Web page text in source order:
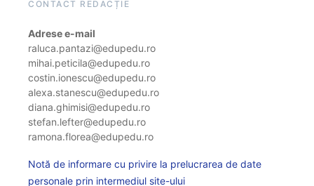
CONTACT REDACȚIE
Adrese e-mail
raluca.pantazi@edupedu.ro
mihai.peticila@edupedu.ro
costin.ionescu@edupedu.ro
alexa.stanescu@edupedu.ro
diana.ghimisi@edupedu.ro
stefan.lefter@edupedu.ro
ramona.florea@edupedu.ro
Notă de informare cu privire la prelucrarea de date
personale prin intermediul site-ului